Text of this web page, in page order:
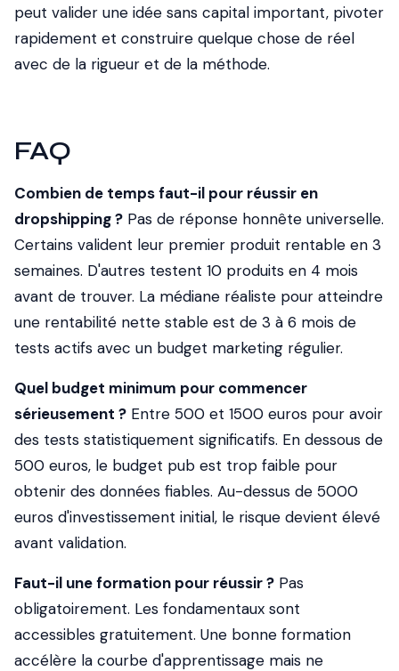
peut valider une idée sans capital important, pivoter
rapidement et construire quelque chose de réel
avec de la rigueur et de la méthode.
FAQ
Combien de temps faut-il pour réussir en
dropshipping ? Pas de réponse honnête universelle.
Certains valident leur premier produit rentable en 3
semaines. D'autres testent 10 produits en 4 mois
avant de trouver. La médiane réaliste pour atteindre
une rentabilité nette stable est de 3 à 6 mois de
tests actifs avec un budget marketing régulier.
Quel budget minimum pour commencer
sérieusement ? Entre 500 et 1500 euros pour avoir
des tests statistiquement significatifs. En dessous de
500 euros, le budget pub est trop faible pour
obtenir des données fiables. Au-dessus de 5000
euros d'investissement initial, le risque devient élevé
avant validation.
Faut-il une formation pour réussir ? Pas
obligatoirement. Les fondamentaux sont
accessibles gratuitement. Une bonne formation
accélère la courbe d'apprentissage mais ne